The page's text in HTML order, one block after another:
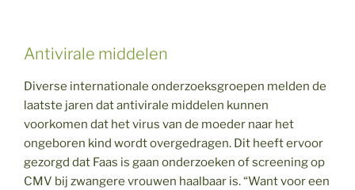
Antivirale middelen
Diverse internationale onderzoeksgroepen melden de
laatste jaren dat antivirale middelen kunnen
voorkomen dat het virus van de moeder naar het
ongeboren kind wordt overgedragen. Dit heeft ervoor
gezorgd dat Faas is gaan onderzoeken of screening op
CMV bij zwangere vrouwen haalbaar is. “Want voor een